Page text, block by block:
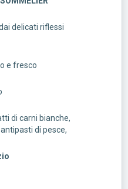
delicati riflessi
e fresco
di carni bianche,
di pesce,